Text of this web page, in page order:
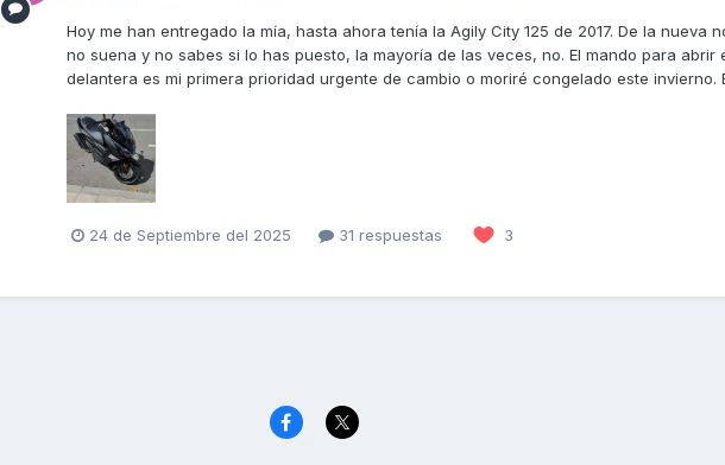
Hoy me han entregado la mía, hasta ahora tenía la Agily City 125 de 2017. De la nueva
no suena y no sabes si lo has puesto, la mayoría de las veces, no. El mando para
delantera es mi primera prioridad urgente de cambio o moriré congelado este invierno.
24 de Septiembre del 2025 31 respuestas 3